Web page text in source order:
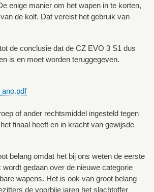
enige manier om het wapen in te korten,
de kolf. Dat vereist het gebruik van
de conclusie dat de CZ EVO 3 S1 dus
is en moet worden teruggegeven.
of ander rechtsmiddel ingesteld tegen
finaal heeft en in kracht van gewijsde
belang omdat het bij ons weten de eerste
gedaan over de nieuwe categorie
wapens. Het is ook van groot belang
de voorbije jaren het slachtoffer